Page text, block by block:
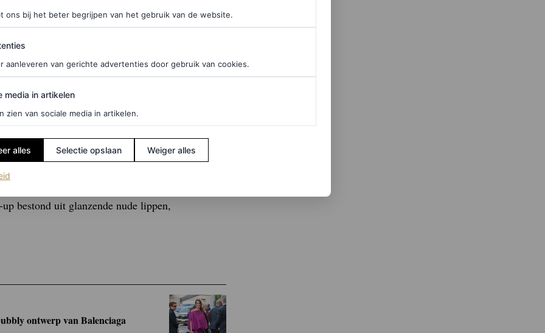
winter 2026-shows ook te zien op de catwalks
verschillende celebs de look ook omarm. Het
(een bekend paardenmeisje).
als klassiek met een moderne twist
past de stirruplegging van Stella McCartney
van het moderne item, trouw aan haar
Giannetos, die haar naar het evenement
bestond uit glanzende nude lippen,
ontwerp van Balenciaga
ons bij het beter begrijpen van het gebruik van de website.
aanleveren van gerichte advertenties door gebruik van cookies.
in artikelen
media in artikelen
zien van sociale media in artikelen.
alles Selectie opslaan Weiger alles